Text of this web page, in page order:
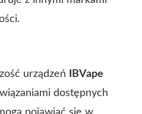
urządzeń
IBVape
dostępnych